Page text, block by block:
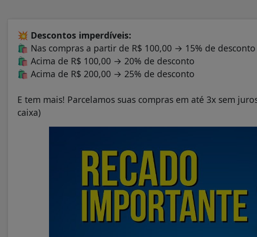
💥 Descontos imperdíveis:
🛍️ Nas compras a partir de R$ 100,00 → 15% de desconto
🛍️ Acima de R$ 100,00 → 20% de desconto
🛍️ Acima de R$ 200,00 → 25% de desconto
E tem mais! Parcelamos suas compras em até 3x sem
caixa)